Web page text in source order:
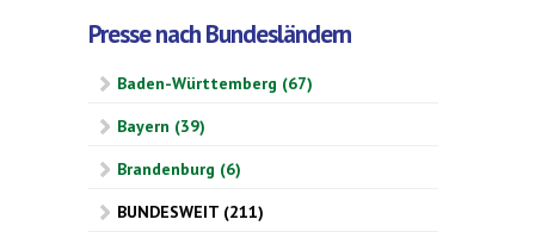
Presse nach Bundesländern
Baden-Württemberg (67)
Bayern (39)
Brandenburg (6)
BUNDESWEIT (211)